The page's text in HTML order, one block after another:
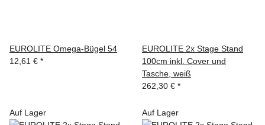
EUROLITE Omega-Bügel 54
12,61 € *
EUROLITE 2x Stage Stand
100cm inkl. Cover und
Tasche, weiß
262,30 € *
Auf Lager Auf Lager